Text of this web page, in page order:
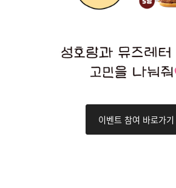
이벤트 참여 바로가기